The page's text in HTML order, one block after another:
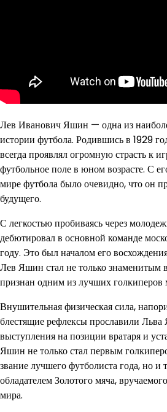
Лев Иванович Яшин — одна из
истории футбола. Родившись в 1929
всегда проявлял огромную страсть к
футбольное поле в юном возрасте. С
мире футбола было очевидно, что он
будущего.
С легкостью пробиваясь через
дебютировал в основной команде
году. Это был началом его
Лев Яшин стал не только
признан одним из лучших голкиперов
Внушительная физическая сила,
блестящие рефлексы прославили
выступления на позиции вратаря и
Яшин не только стал первым
звание лучшего футболиста года, но и
обладателем Золотого мяча,
мира.